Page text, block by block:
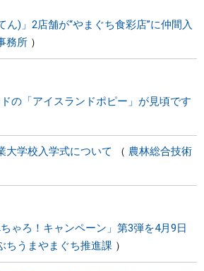
ん)」2店舗が“やまぐち食彩店”に仲間入
務所
の「アイスランドポピー」が見頃です
大学校入学式について
農林総合技術
ゃろ！キャンペーン」第3弾を4月9日
ちうまやまぐち推進課